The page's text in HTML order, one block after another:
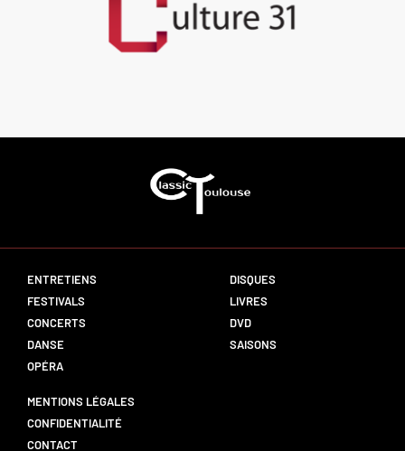
ENTRETIENS
FESTIVALS
CONCERTS
DANSE
OPÉRA
DISQUES
LIVRES
DVD
SAISONS
MENTIONS LÉGALES
CONFIDENTIALITÉ
CONTACT